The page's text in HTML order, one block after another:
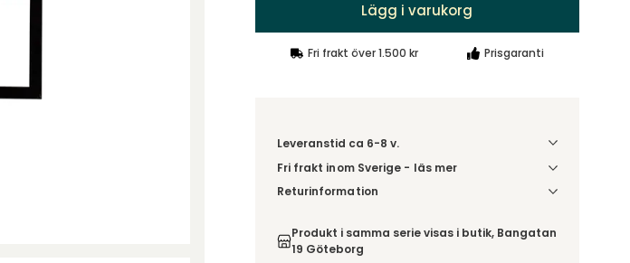
Lägg i varukorg
Fri frakt över 1.500 kr Prisgaranti
Leveranstid ca 6-8 v.
Fri frakt inom Sverige - läs mer
Denna vara skickas till din port/tomtgräns. Innan
andra produkter skickas hela ordern tillsammans.
Returinformation
omfattas därför inte av ångerrätten.
Produkt i samma serie visas i butik, Bangatan
19 Göteborg